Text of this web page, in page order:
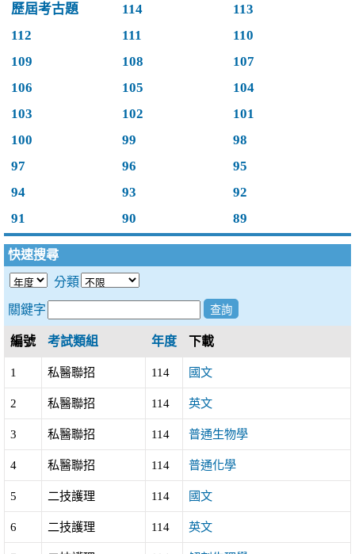
歷屆考古題 114
113
112
111
110
109
108
107
106
105
104
103
102
101
100
99
98
97
96
95
94
93
92
91
90 89
快速搜尋
分類
關鍵字
編號 考試類組 年度 下載
1 私醫聯招 114 國文
2 私醫聯招 114 英文
3 私醫聯招 114 普通生物學
4 私醫聯招 114 普通化學
5 二技護理 114 國文
6 二技護理 114 英文